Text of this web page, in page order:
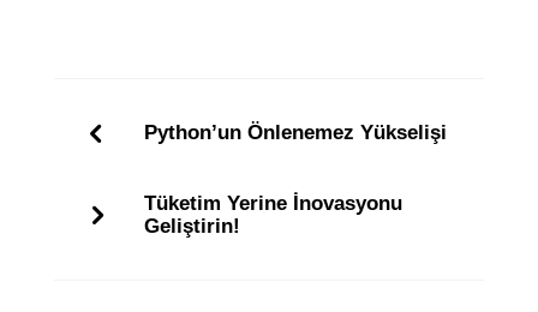
Python’un Önlenemez Yükselişi
Tüketim Yerine İnovasyonu
Geliştirin!